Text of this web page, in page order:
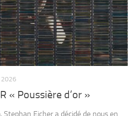
2026
« Poussière d’or »
Stephan Eicher a décidé de nous en